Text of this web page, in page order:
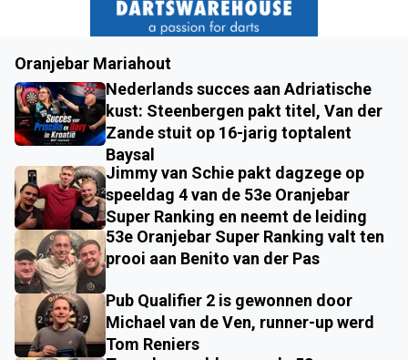
Oranjebar Mariahout
Nederlands succes aan Adriatische
kust: Steenbergen pakt titel, Van der
Zande stuit op 16-jarig toptalent
Baysal
Jimmy van Schie pakt dagzege op
speeldag 4 van de 53e Oranjebar
Super Ranking en neemt de leiding
53e Oranjebar Super Ranking valt ten
prooi aan Benito van der Pas
Pub Qualifier 2 is gewonnen door
Michael van de Ven, runner-up werd
Tom Reniers